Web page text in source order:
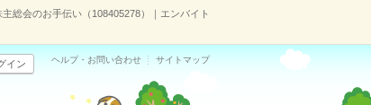
総会のお手伝い（108405278）｜エンバイト
イン ヘルプ・お問い合わせ サイトマップ